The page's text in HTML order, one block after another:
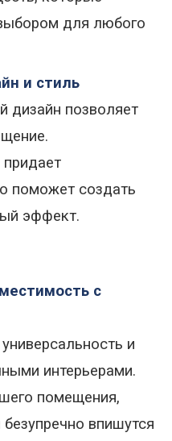
для любого
и стиль
дизайн позволяет
поможет создать
эффект.
с
и
интерьерами.
помещения,
впишутся